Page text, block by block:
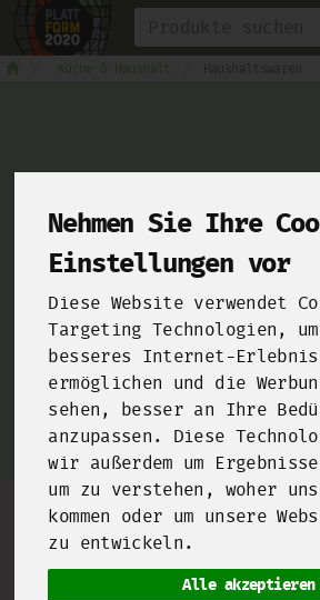
Nehmen Sie Ihre
Einstellungen vor
Diese Website verwendet
Targeting Technologien,
besseres Internet-
ermöglichen und die
sehen, besser an Ihre
anzupassen. Diese
wir außerdem um
um zu verstehen, woher
kommen oder um unsere
zu entwickeln.
Alle akzeptieren
Produkt
For
From farms and food
Click here and sign up for
Haushaltswaren5